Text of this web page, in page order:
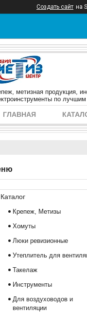
Создать сайт на
метизная продукция,
по
ГЛАВНАЯ
Каталог
Крепеж, Метизы
Хомуты
Люки ревизионные
Утеплитель для
Такелаж
Инструменты
Для воздуховодов и
вентиляции